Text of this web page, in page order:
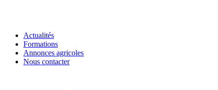
Actualités
Formations
Annonces agricoles
Nous contacter